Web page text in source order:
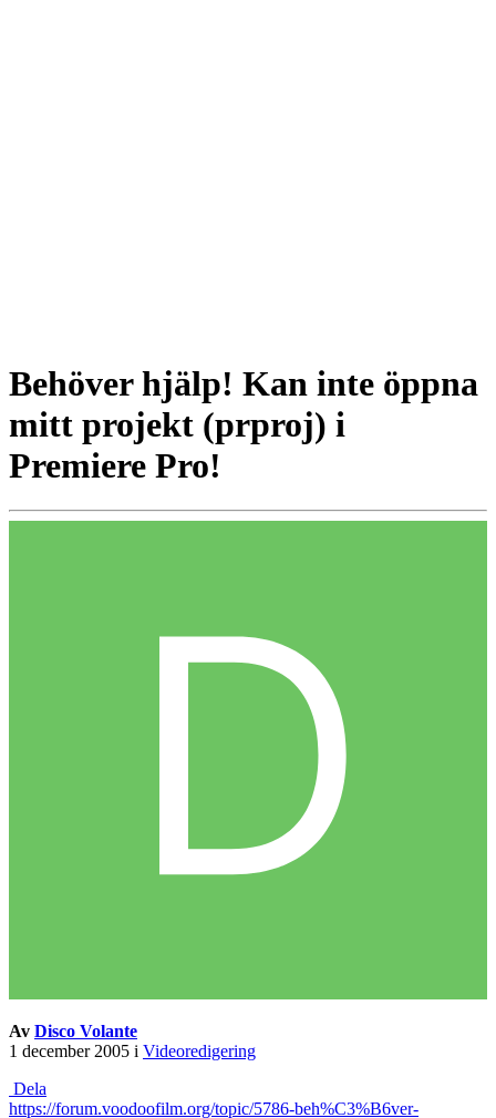
Behöver hjälp! Kan inte öppna
mitt projekt (prproj) i
Premiere Pro!
Av Disco Volante
1 december 2005 i Videoredigering
Dela
https://forum.voodoofilm.org/topic/5786-beh%C3%B6ver-